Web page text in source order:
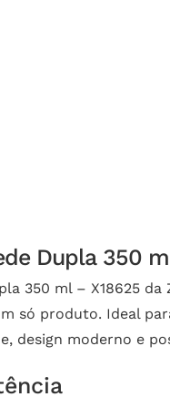
Dupla 350
350 ml – X18625
só produto. Ideal
design moderno e